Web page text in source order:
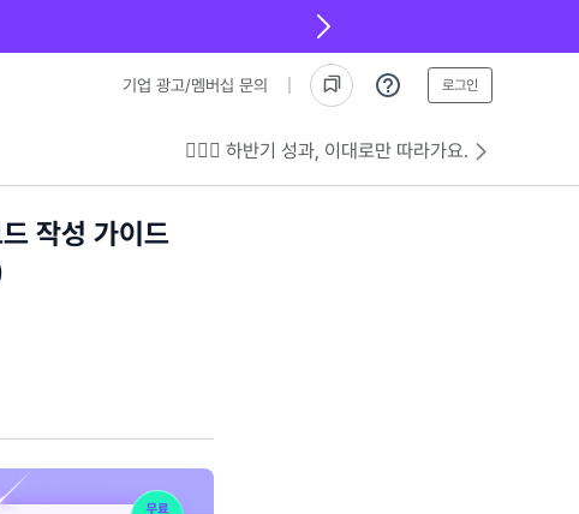
기업 광고/멤버십 문의 로그인
💁🏻‍♂️ 하반기 성과, 이대로만 따라가요.
작성 가이드